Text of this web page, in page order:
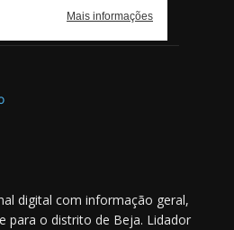
digital com informação geral,
para o distrito de Beja. Lidador